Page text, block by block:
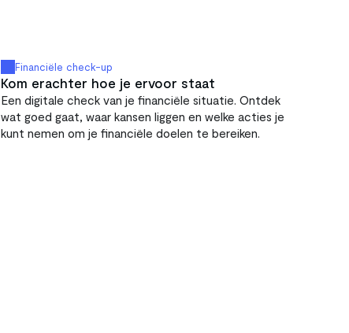
Financiële check-up
Kom erachter hoe je ervoor staat
Een digitale check van je financiële situatie. Ontdek
wat goed gaat, waar kansen liggen en welke acties je
kunt nemen om je financiële doelen te bereiken.